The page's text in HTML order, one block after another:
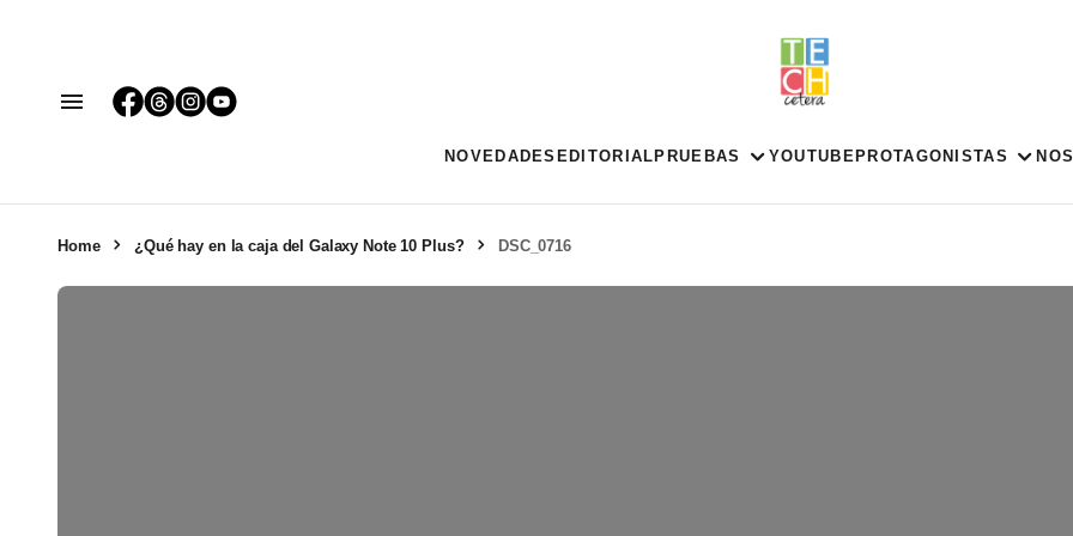
NOVEDADES EDITORIAL PRUEBAS YOUTUBE PROTAGONISTAS
Home ¿Qué hay en la caja del Galaxy Note 10 Plus? DSC_0716